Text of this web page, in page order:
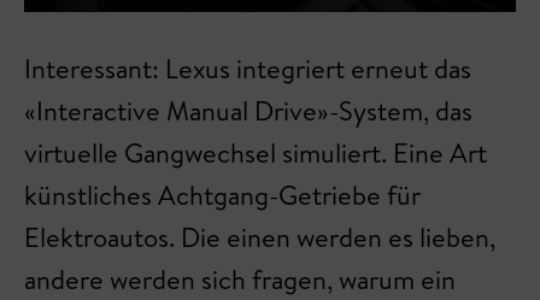
Interessant: Lexus integriert erneut das
«Interactive Manual Drive»-System, das
virtuelle Gangwechsel simuliert. Eine Art
künstliches Achtgang-Getriebe für
Elektroautos. Die einen werden es lieben,
andere werden sich fragen, warum ein